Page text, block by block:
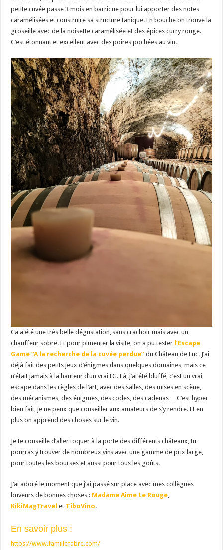
petite cuvée passe 3 mois en barrique pour lui apporter des notes
caramélisées et construire sa structure tanique. En bouche on trouve la
groseille avec de la noisette caramélisée et des épices curry rouge.
C’est étonnant et excellent avec des poires pochées au vin.
Ca a été une très belle dégustation, sans crachoir mais avec un
chauffeur sobre. Et pour pimenter la visite, on a pu tester l’Escape
Game “A la recherche de la cuvée perdue” du Château de Luc. J’ai
déjà fait des petits jeux d’énigmes dans quelques domaines, mais ce
n’était jamais à la hauteur d’un vrai EG. Là, j’ai été bluffé, c’est un vrai
escape dans les règles de l’art, avec des salles, des mises en scène,
des mécanismes, des énigmes, des codes, des cadenas… C’est hyper
bien fait, je ne peux que conseiller aux amateurs de s’y rendre. Et en
plus on apprend des choses sur le vin.
Je te conseille d’aller toquer à la porte des différents châteaux, tu
pourras y trouver de nombreux vins avec une gamme de prix large,
pour toutes les bourses et aussi pour tous les goûts.
J’ai adoré le moment que j’ai passé sur place avec mes collègues
buveurs de bonnes choses : Madame Aime Le Rouge
KikiMagTravel et TiboVino.
En savoir plus :
https://www.famillefabre.com/